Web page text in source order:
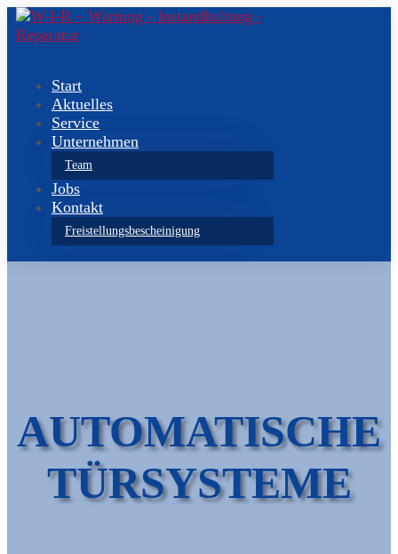
Start
Aktuelles
Service
Unternehmen
Team
Jobs
Kontakt
Freistellungsbescheinigung
AUTOMATISCHE
TÜRSYSTEME